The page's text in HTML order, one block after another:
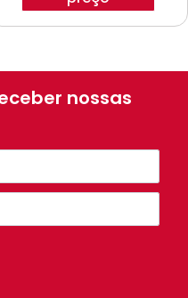
nossas